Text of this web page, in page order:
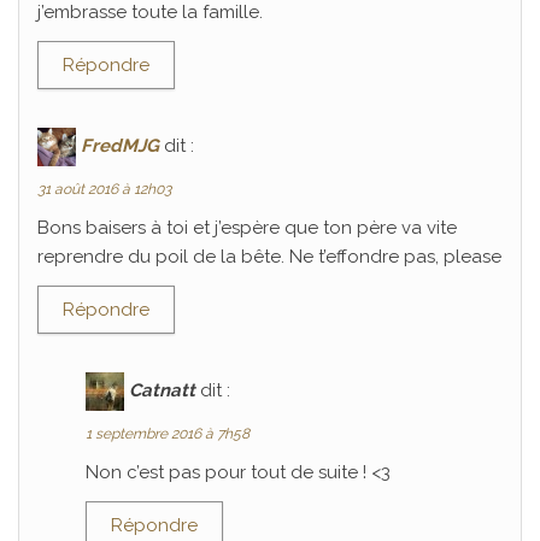
j’embrasse toute la famille.
Répondre
FredMJG dit :
31 août 2016 à 12h03
Bons baisers à toi et j’espère que ton père va vite
reprendre du poil de la bête. Ne t’effondre pas, please
Répondre
Catnatt dit :
1 septembre 2016 à 7h58
Non c’est pas pour tout de suite ! <3
Répondre